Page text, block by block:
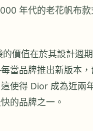
年代的老花帆布
價值在於其設計週
當品牌推出新版本，
使得 Dior 成為近兩
的品牌之一。